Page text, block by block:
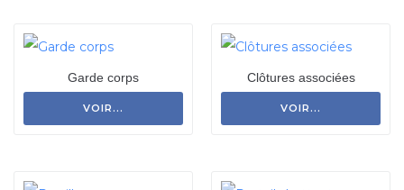
Garde corps
VOIR...
Clôtures associées
VOIR...